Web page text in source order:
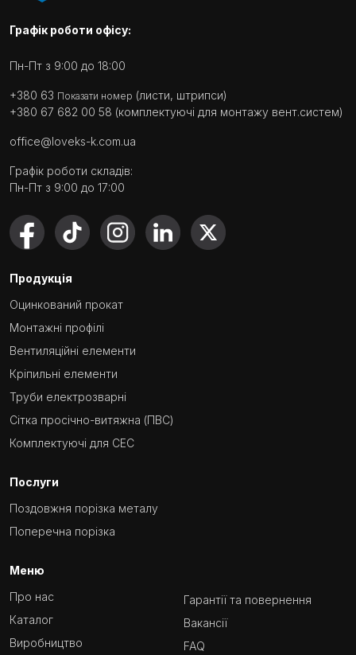
Графік роботи офісу:
Пн-Пт з 9:00 до 18:00
+380 63 Показати номер (листи, штрипси)
+380 67 682 00 58 (комплектуючі для монтажу вент.систем)
office@loveks-k.com.ua
Графік роботи складів:
Пн-Пт з 9:00 до 17:00
Продукція
Оцинкований прокат
Монтажні профілі
Вентиляційні елементи
Кріпильні елементи
Труби електрозварні
Сітка просічно-витяжна (ПВС)
Комплектуючі для СЕС
Послуги
Поздовжня порізка металу
Поперечна порізка
Меню
Про нас
Каталог
Виробництво
Гарантії та повернення
Вакансії
FAQ